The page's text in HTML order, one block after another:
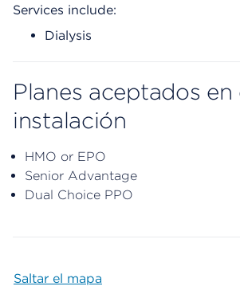
Services include:
Dialysis
Planes aceptados en
instalación
HMO or EPO
Senior Advantage
Dual Choice PPO
Saltar el mapa